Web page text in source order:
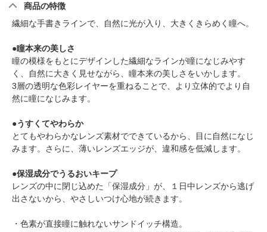
商品の特徴
繊細な手書きラインで、自然に光が入り、大きくきらめく瞳へ。
●瞳本来の美しさ
瞳の模様をもとにデザインした繊細なラインが瞳になじみやす
く、自然に大きく見せながら、瞳本来の美しさをいかします。
3層の透明な色彩レイヤーを重ねることで、より立体的でより自
然に瞳になじみます。
●うすくてやわらか
とてもやわらかなレンズ素材でできているから、目に自然になじ
みます。さらに、薄いレンズエッジが、違和感を低減します。
●保湿成分でうるおいキープ
レンズの中に閉じ込めた「保湿成分」が、１日中レンズから逃げ
出さないから、やさしいつけ心地が続きます。
・色素が直接瞳に触れないサンドイッチ構造。